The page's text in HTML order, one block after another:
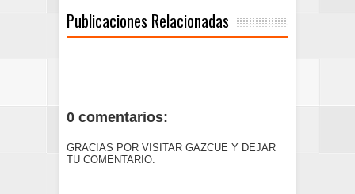
Publicaciones Relacionadas
0 comentarios:
GRACIAS POR VISITAR GAZCUE Y DEJAR
TU COMENTARIO.